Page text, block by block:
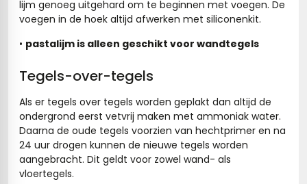
lijm genoeg uitgehard om te beginnen met voegen. De
voegen in de hoek altijd afwerken met siliconenkit.
• pastalijm is alleen geschikt voor wandtegels
Tegels-over-tegels
Als er tegels over tegels worden geplakt dan altijd de
ondergrond eerst vetvrij maken met ammoniak water.
Daarna de oude tegels voorzien van hechtprimer en na
24 uur drogen kunnen de nieuwe tegels worden
aangebracht. Dit geldt voor zowel wand- als
vloertegels.
(multiformato)
33 x 33 cm